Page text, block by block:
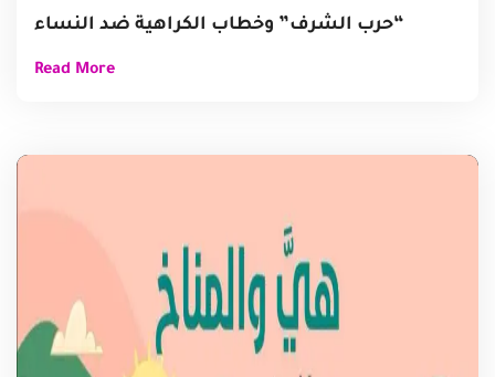
“حرب الشرف” وخطاب الكراهية ضد النساء
Read More